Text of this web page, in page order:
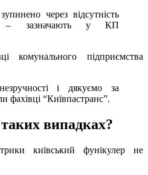
– зазначають у КП
підприємства
фахівці “Київпастранс”.
випадках?
київський фунікулер не